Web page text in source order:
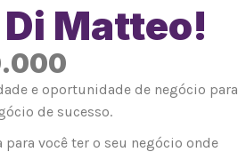
Matteo!
e oportunidade de negócio para
de sucesso.
você ter o seu negócio onde